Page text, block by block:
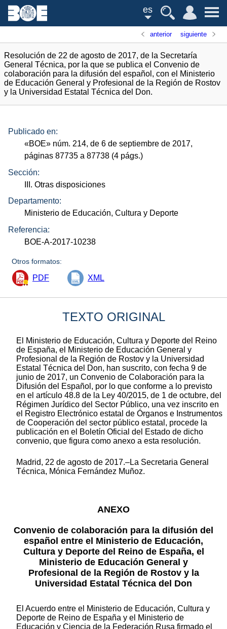
es
anterior siguiente
Resolución de 22 de agosto de 2017, de la Secretaría
General Técnica, por la que se publica el Convenio de
colaboración para la difusión del español, con el Ministerio
de Educación General y Profesional de la Región de Rostov
y la Universidad Estatal Técnica del Don.
Publicado en:
«BOE» núm. 214, de 6 de septiembre de 2017,
páginas 87735 a 87738 (4 págs.)
Sección:
III. Otras disposiciones
Departamento:
Ministerio de Educación, Cultura y Deporte
Referencia:
BOE-A-2017-10238
Otros formatos:
PDF XML
TEXTO ORIGINAL
El Ministerio de Educación, Cultura y Deporte del Reino
de España, el Ministerio de Educación General y
Profesional de la Región de Rostov y la Universidad
Estatal Técnica del Don, han suscrito, con fecha 9 de
junio de 2017, un Convenio de Colaboración para la
Difusión del Español, por lo que conforme a lo previsto
en el artículo 48.8 de la Ley 40/2015, de 1 de octubre, del
Régimen Jurídico del Sector Público, una vez inscrito en
el Registro Electrónico estatal de Órganos e Instrumentos
de Cooperación del sector público estatal, procede la
publicación en el Boletín Oficial del Estado de dicho
convenio, que figura como anexo a esta resolución.
Madrid, 22 de agosto de 2017.–La Secretaria General
Técnica, Mónica Fernández Muñoz.
ANEXO
Convenio de colaboración para la difusión del
español entre el Ministerio de Educación,
Cultura y Deporte del Reino de España, el
Ministerio de Educación General y
Profesional de la Región de Rostov y la
Universidad Estatal Técnica del Don
El Acuerdo entre el Ministerio de Educación, Cultura y
Deporte de Reino de España y el Ministerio de
Educación y Ciencia de la Federación Rusa firmado el